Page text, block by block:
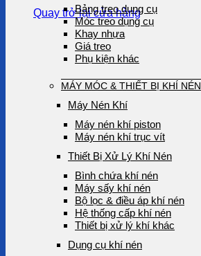
Quay trở lại cửa hàng
Bảng treo dụng cụ
Móc treo dụng cụ
Khay nhựa
Giá treo
Phụ kiện khác
MÁY MÓC & THIẾT BỊ KHÍ NÉN
Máy Nén Khí
Máy nén khí piston
Máy nén khí trục vít
Thiết Bị Xử Lý Khí Nén
Bình chứa khí nén
Máy sấy khí nén
Bộ lọc & điều áp khí nén
Hệ thống cấp khí nén
Thiết bị xử lý khí khác
Dụng cụ khí nén